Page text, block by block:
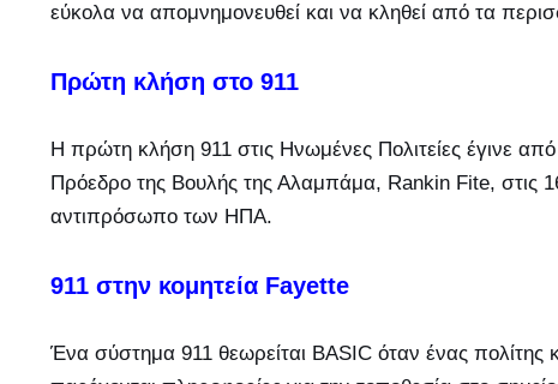
εύκολα να απομνημονευθεί και να κληθεί από τα
Πρώτη κλήση στο 911
Η πρώτη κλήση 911 στις Ηνωμένες Πολιτείες έγινε
Πρόεδρο της Βουλής της Αλαμπάμα, Rankin Fite, στις
αντιπρόσωπο των ΗΠΑ.
911 στην κομητεία Fayette
Ένα σύστημα 911 θεωρείται BASIC όταν ένας πολίτης